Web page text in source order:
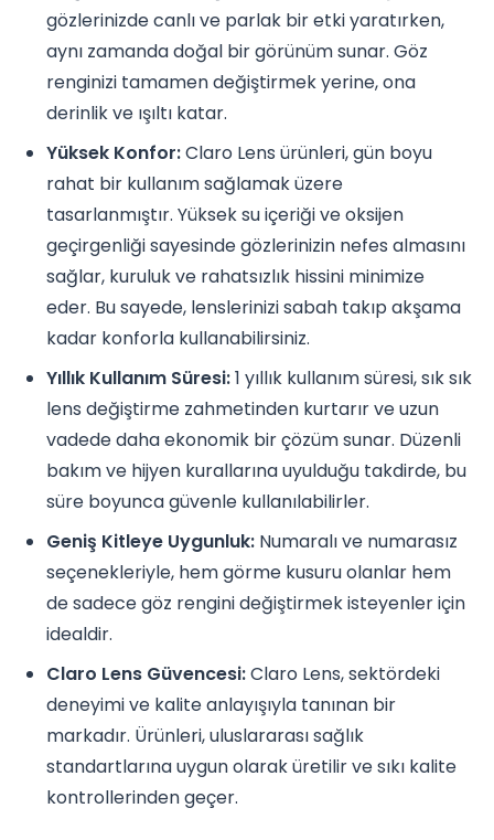
gözlerinizde canlı ve parlak bir etki yaratırken,
aynı zamanda doğal bir görünüm sunar. Göz
renginizi tamamen değiştirmek yerine, ona
derinlik ve ışıltı katar.
Yüksek Konfor:Claro Lens ürünleri, gün boyu
rahat bir kullanım sağlamak üzere
tasarlanmıştır. Yüksek su içeriği ve oksijen
geçirgenliği sayesinde gözlerinizin nefes almasını
sağlar, kuruluk ve rahatsızlık hissini minimize
eder. Bu sayede, lenslerinizi sabah takıp akşama
kadar konforla kullanabilirsiniz.
Yıllık Kullanım Süresi:1 yıllık kullanım süresi, sık sık
lens değiştirme zahmetinden kurtarır ve uzun
vadede daha ekonomik bir çözüm sunar. Düzenli
bakım ve hijyen kurallarına uyulduğu takdirde, bu
süre boyunca güvenle kullanılabilirler.
Geniş Kitleye Uygunluk: Numaralı ve numarasız
seçenekleriyle, hem görme kusuru olanlar hem
de sadece göz rengini değiştirmek isteyenler için
idealdir.
Claro Lens Güvencesi:Claro Lens, sektördeki
deneyimi ve kalite anlayışıyla tanınan bir
markadır. Ürünleri, uluslararası sağlık
standartlarına uygun olarak üretilir ve sıkı kalite
kontrollerinden geçer.